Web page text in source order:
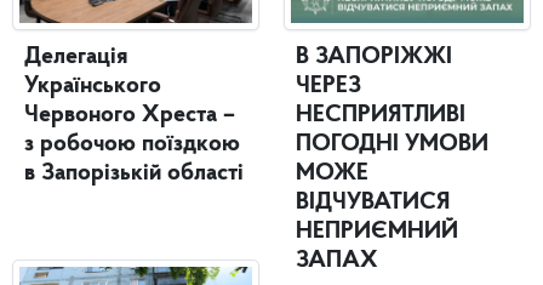
Делегація
Українського
Червоного Хреста –
з робочою поїздкою
в Запорізькій області
В ЗАПОРІЖЖІ
ЧЕРЕЗ
НЕСПРИЯТЛИВІ
ПОГОДНІ УМОВИ
МОЖЕ
ВІДЧУВАТИСЯ
НЕПРИЄМНИЙ
ЗАПАХ